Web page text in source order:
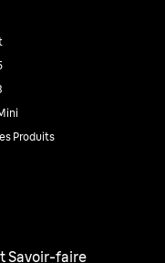
Produits
Savoir-faire